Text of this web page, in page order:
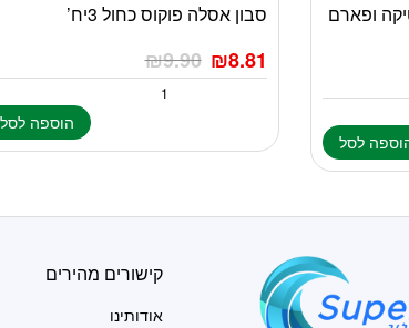
ופארם
לסל
סבון אסלה פוקוס כחול 3יח’
₪9.90 ₪8.81
הוספה לסל
קישורים מהירים
אודותינו